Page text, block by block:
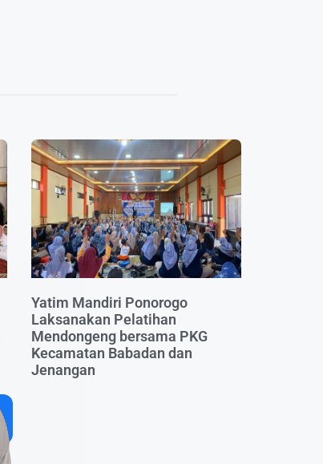
Yatim Mandiri Ponorogo
Laksanakan Pelatihan
Mendongeng bersama PKG
Kecamatan Babadan dan
Jenangan